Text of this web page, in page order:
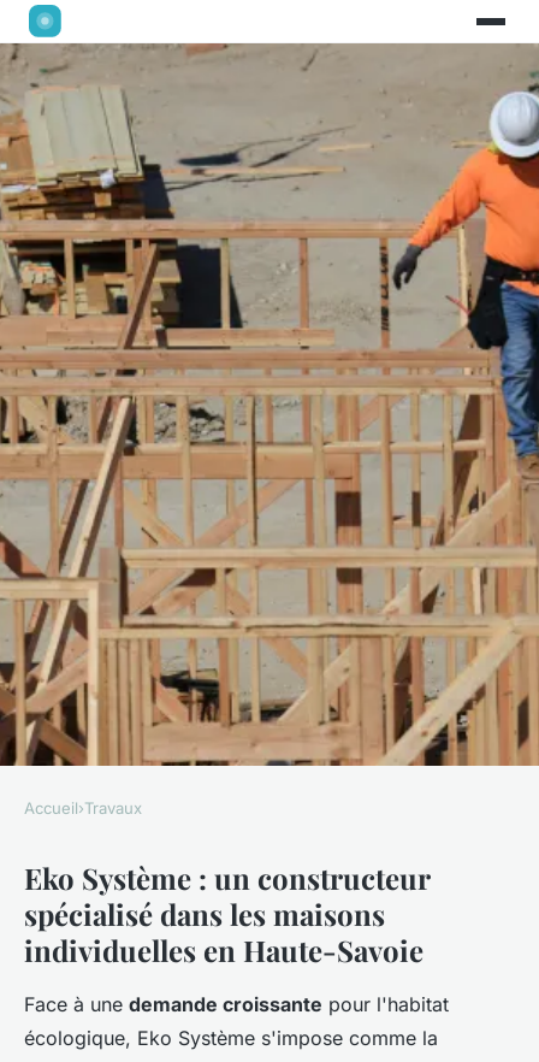
Découvrez Eko système :
constructeur innovant en
Haute-Savoie
Auberte •02/05/2026 16:09•8 min de lecture
Accueil›Travaux
Eko Système : un constructeur
spécialisé dans les maisons
individuelles en Haute-Savoie
Face à une demande croissante pour l'habitat
écologique, Eko Système s'impose comme la